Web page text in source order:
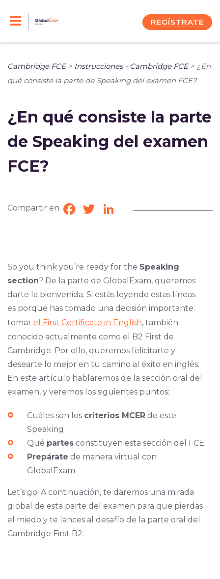
REGÍSTRATE
Cambridge FCE> Instrucciones - Cambridge FCE> ¿En
qué consiste la parte de Speaking del examen FCE?
¿En qué consiste la parte
de Speaking del examen
FCE?
Compartir en Facebook
TwitterLinkedIn
So you think you’re ready for the Speaking
section? De la parte de GlobalExam, queremos
darte la bienvenida. Si estás leyendo estas líneas
es porque has tomado una decisión importante:
tomar el First Certificate in English, también
conocido actualmente como el B2 First de
Cambridge. Por ello, queremos felicitarte y
desearte lo mejor en tu camino al éxito en inglés.
En este artículo hablaremos de la sección oral del
examen, y veremos los siguientes puntos:
Cuáles son los criterios MCERde este
Speaking
Qué partesconstituyen esta sección del FCE
Prepárate de manera virtual con
GlobalExam
Let’s go! A continuación, te daremos una mirada
global de esta parte del examen para que pierdas
el miedo y te lances al desafío de la parte oral del
Cambridge First B2.